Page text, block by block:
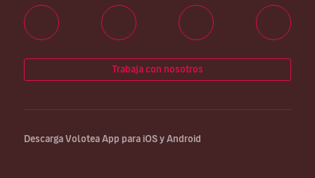
Trabaja con nosotros
Descarga Volotea App para iOS y Android